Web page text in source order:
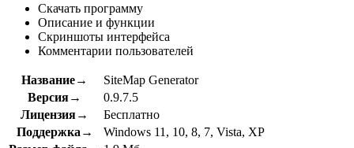
Скачать программу
Описание и функции
Скриншоты интерфейса
Комментарии пользователей
Название→
SiteMap Generator
Версия→
0.9.7.5
Лицензия→
Бесплатно
Поддержка→
Windows 11, 10, 8, 7, Vista, XP